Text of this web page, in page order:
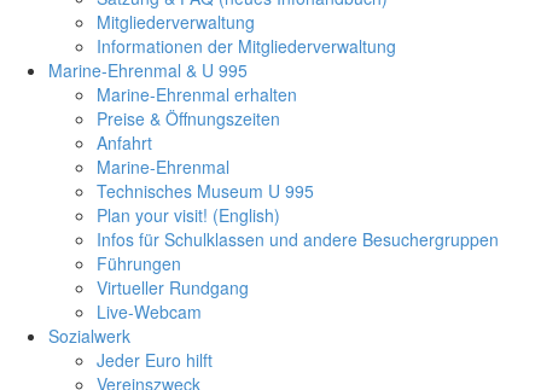
Mitgliederverwaltung
Informationen der Mitgliederverwaltung
Marine-Ehrenmal & U 995
Marine-Ehrenmal erhalten
Preise & Öffnungszeiten
Anfahrt
Marine-Ehrenmal
Technisches Museum U 995
Plan your visit! (English)
Infos für Schulklassen und andere Besuchergruppen
Führungen
Virtueller Rundgang
Live-Webcam
Sozialwerk
Jeder Euro hilft
Vereinszweck